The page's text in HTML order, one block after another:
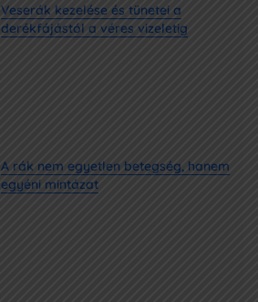
Veserák kezelése és tünetei a
derékfájástól a véres vizeletig
A rák nem egyetlen betegség, hanem
egyéni mintázat